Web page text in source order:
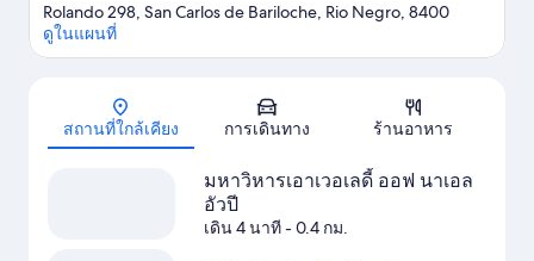
แผนที่
Rolando 298, San Carlos de Bariloche, Rio Negro, 8400
ดูในแผนที่
สถานที่ใกล้เคียง การเดินทาง ร้านอาหาร
มหาวิหารเอาเวอเลดี้ ออฟ นาเอล
อัวปี
เดิน 4 นาที- 0.4 กม.